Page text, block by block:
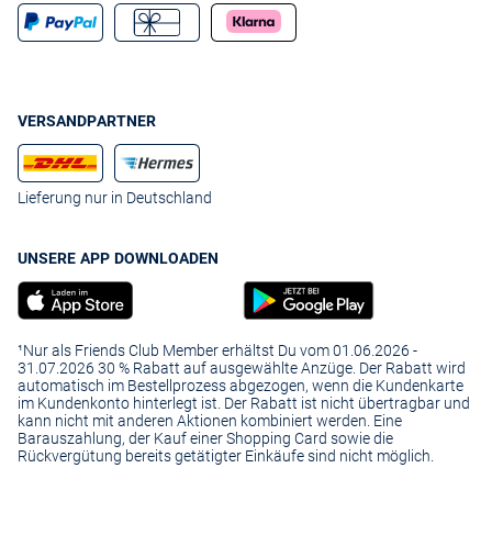
VERSANDPARTNER
Lieferung nur in Deutschland
UNSERE APP DOWNLOADEN
¹Nur als Friends Club Member erhältst Du vom 01.06.2026 -
31.07.2026 30 % Rabatt auf ausgewählte Anzüge. Der Rabatt wird
automatisch im Bestellprozess abgezogen, wenn die Kundenkarte
im Kundenkonto hinterlegt ist. Der Rabatt ist nicht übertragbar und
kann nicht mit anderen Aktionen kombiniert werden. Eine
Barauszahlung, der Kauf einer Shopping Card sowie die
Rückvergütung bereits getätigter Einkäufe sind nicht möglich.